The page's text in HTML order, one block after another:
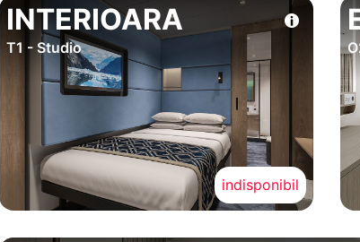
INTERIOARA
T1 - Studio
indisponibil